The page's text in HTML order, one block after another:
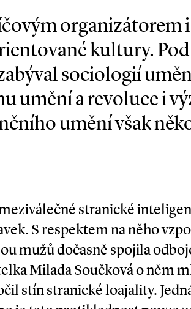
organizátorem
kultury.
sociologií
umění a revoluce i
umění však
stranické
S respektem na něho
mužů dočasně spojila
Milada Součková o něm
stín stranické loajality.